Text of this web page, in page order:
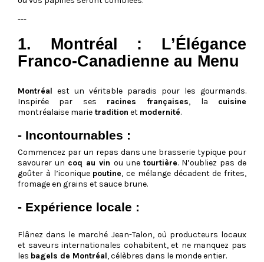
---
1. Montréal : L’Élégance
Franco-Canadienne au Menu
Montréal est un véritable paradis pour les gourmands.
Inspirée par ses racines françaises, la cuisine
montréalaise marie tradition et modernité.
- Incontournables :
Commencez par un repas dans une brasserie typique pour
savourer un coq au vin ou une tourtière. N’oubliez pas de
goûter à l’iconique poutine, ce mélange décadent de frites,
fromage en grains et sauce brune.
- Expérience locale :
Flânez dans le marché Jean-Talon, où producteurs locaux
et saveurs internationales cohabitent, et ne manquez pas
les bagels de Montréal, célèbres dans le monde entier.